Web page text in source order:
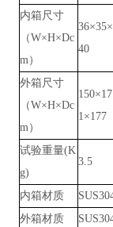
内箱尺寸
（W×H×Dc
m）
36×35×
40
外箱尺寸
（W×H×Dc
m）
150×17
1×177
试验重量(K
g)
3.5
内箱材质
外箱材质